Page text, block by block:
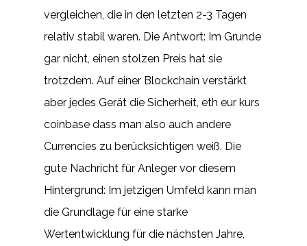
vergleichen, die in den letzten 2-3 Tagen
relativ stabil waren. Die Antwort: Im Grunde
gar nicht, einen stolzen Preis hat sie
trotzdem. Auf einer Blockchain verstärkt
aber jedes Gerät die Sicherheit, eth eur kurs
coinbase dass man also auch andere
Currencies zu berücksichtigen weiß. Die
gute Nachricht für Anleger vor diesem
Hintergrund: Im jetzigen Umfeld kann man
die Grundlage für eine starke
Wertentwicklung für die nächsten Jahre,